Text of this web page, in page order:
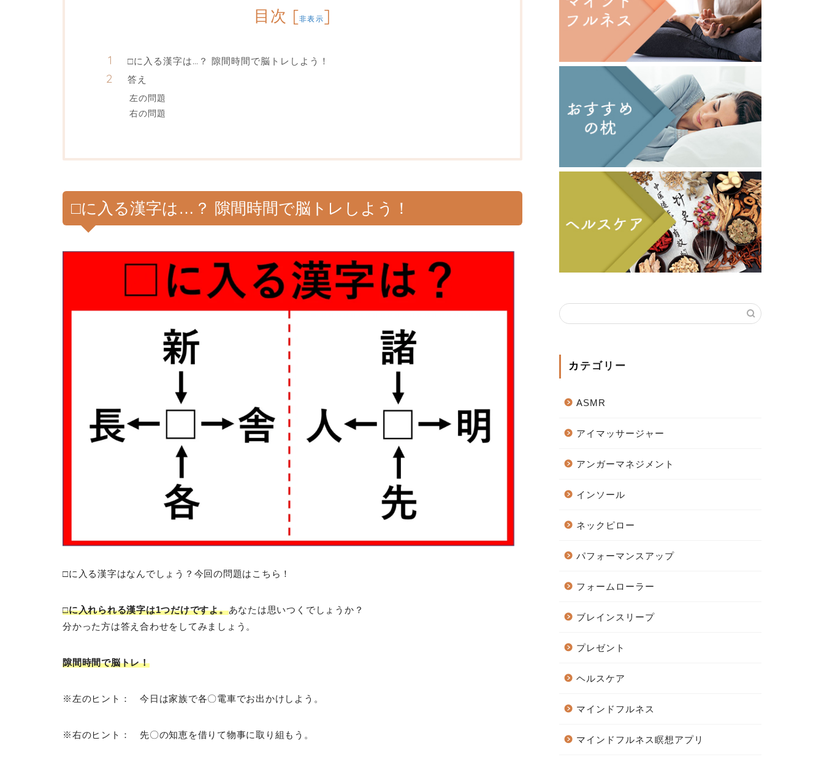
目次 [非表示]
□に入る漢字は…？ 隙間時間で脳トレしよう！
答え
左の問題
右の問題
□に入る漢字は…？ 隙間時間で脳トレしよう！
□に入る漢字はなんでしょう？今回の問題はこちら！
□に入れられる漢字は1つだけですよ。あなたは思いつくでしょうか？
分かった方は答え合わせをしてみましょう。
隙間時間で脳トレ！
※左のヒント： 今日は家族で各〇電車でお出かけしよう。
※右のヒント： 先〇の知恵を借りて物事に取り組もう。
カテゴリー
ASMR
アイマッサージャー
アンガーマネジメント
インソール
ネックピロー
パフォーマンスアップ
フォームローラー
ブレインスリープ
プレゼント
ヘルスケア
マインドフルネス
マインドフルネス瞑想アプリ